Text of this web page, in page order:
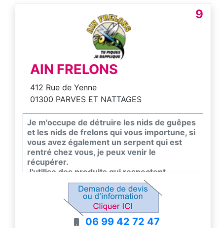
9
AIN FRELONS
412 Rue de Yenne
01300 PARVES ET NATTAGES
Je m'occupe de détruire les nids de guêpes
et les nids de frelons qui vous importune, si
vous avez également un serpent qui est
rentré chez vous, je peux venir le
récupérer.
J'utilise des produits qui respectent
l'environnement (certibiocide) pour ne pas
stériliser votre environnement.
La destruction des nids n'est pas
systématique, je peux aussi les déplacer.
06 99 42 72 47